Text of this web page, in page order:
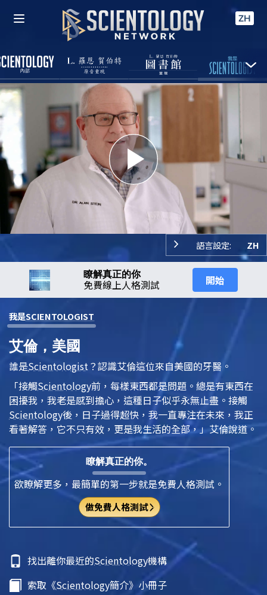
ZH
Play
Video
語言設定: ZH
瞭解真正的你
免費線上人格測試 開始
我是SCIENTOLOGIST
艾倫，美國
誰是Scientologist ？認識艾倫這位來自美國的牙醫。
「接觸Scientology前，每樣東西都是問題。總是有東西在
困擾我，我老是感到擔心，這種日子似乎永無止盡。接觸
Scientology後，日子過得超快，我一直專注在未來，我正
看著解答，它不只有效，更是我生活的全部，」艾倫說道。
瞭解真正的你。
欲瞭解更多，最簡單的第一步就是免費人格測試。
做免費人格測試
找出離你最近的Scientology機構
索取《Scientology簡介》小冊子